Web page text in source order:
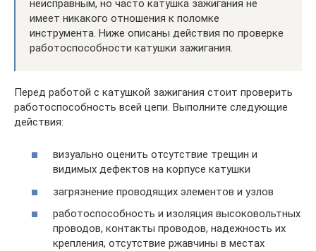
неисправным, но часто катушка зажигания не
имеет никакого отношения к поломке
инструмента. Ниже описаны действия по проверке
работоспособности катушки зажигания.
Перед работой с катушкой зажигания стоит проверить
работоспособность всей цепи. Выполните следующие
действия:
визуально оценить отсутствие трещин и
видимых дефектов на корпусе катушки
загрязнение проводящих элементов и узлов
работоспособность и изоляция высоковольтных
проводов, контакты проводов, надежность их
крепления, отсутствие ржавчины в местах